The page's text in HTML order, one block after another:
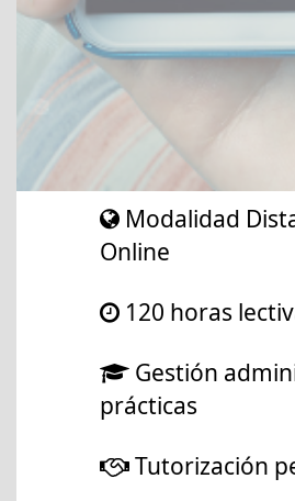
Modalidad
Online
120 horas
Gestión
prácticas
Tutorización